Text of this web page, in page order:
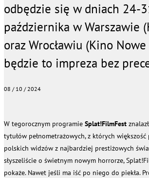
odbędzie się w dniach 24-
października w Warszawie
oraz Wrocławiu (Kino
będzie to impreza bez
08 / 10 / 2024
W tegorocznym programie Splat!FilmFest
tytułów pełnometrażowych, z których
polskich widzów z najbardziej prestiżowych
słyszeliście o świetnym nowym horrorze,
pokaże. Nawet jeśli ma iść po niego do piekła.